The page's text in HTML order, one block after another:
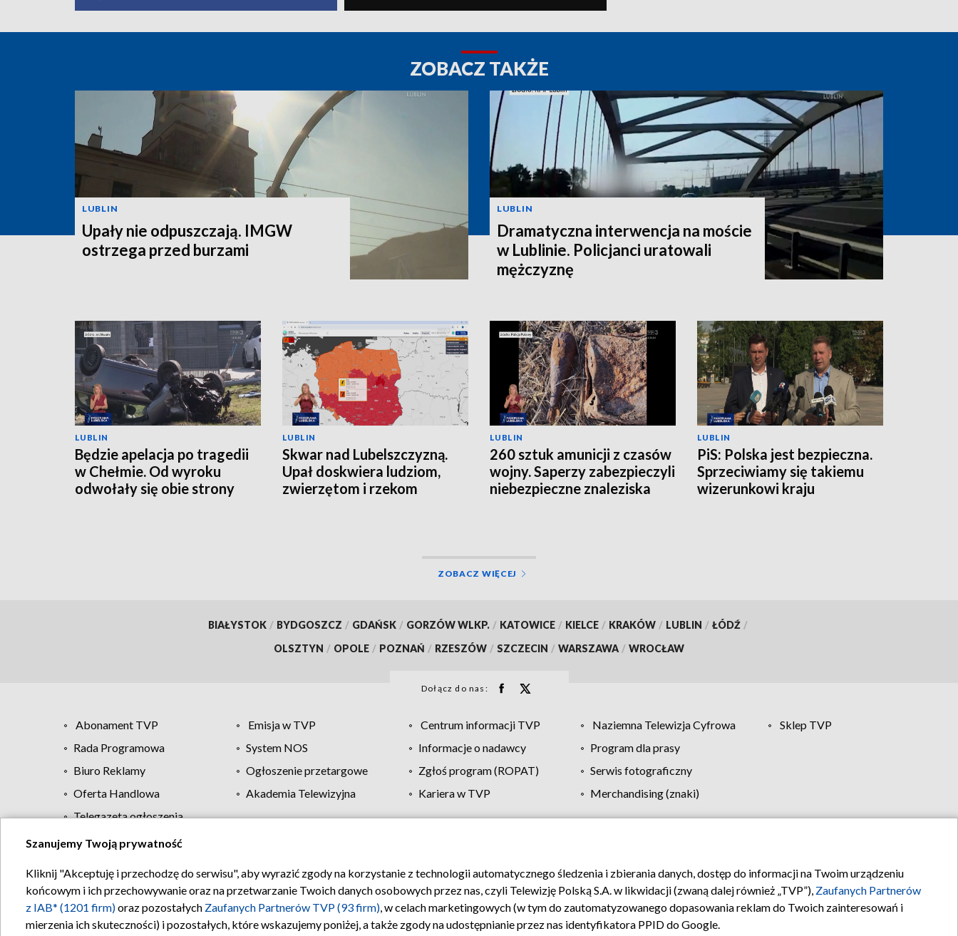
ZOBACZ TAKŻE
LUBLIN
Upały nie odpuszczają. IMGW
ostrzega przed burzami
LUBLIN
Dramatyczna interwencja na moście
w Lublinie. Policjanci uratowali
mężczyznę
LUBLIN
Będzie apelacja po tragedii
w Chełmie. Od wyroku
odwołały się obie strony
LUBLIN
Skwar nad Lubelszczyzną.
Upał doskwiera ludziom,
zwierzętom i rzekom
LUBLIN
260 sztuk amunicji z czasów
wojny. Saperzy zabezpieczyli
niebezpieczne znaleziska
LUBLIN
PiS: Polska jest bezpieczna.
Sprzeciwiamy się takiemu
wizerunkowi kraju
ZOBACZ WIĘCEJ
BIAŁYSTOK / BYDGOSZCZ / GDAŃSK / GORZÓW WLKP. / KATOWICE / KIELCE / KRAKÓW / LUBLIN / ŁÓDŹ /
OLSZTYN / OPOLE / POZNAŃ / RZESZÓW / SZCZECIN / WARSZAWA / WROCŁAW
Dołącz do nas:
Abonament TVP Emisja w TVP Centrum informacji TVP Naziemna Telewizja Cyfrowa
Sklep TVP
Rada Programowa
System NOS Informacje o nadawcy
Program dla prasy
Biuro Reklamy
Ogłoszenie przetargowe Zgłoś program (ROPAT)
Serwis fotograficzny
Oferta Handlowa
Akademia Telewizyjna Kariera w TVP
Merchandising (znaki)
Telegazeta ogłoszenia
Regulamin TVP Polityka prywatności Moje zgody Pomoc Biuro reklamy Kontakt
Szanujemy Twoją prywatność
Kliknij "Akceptuję i przechodzę do serwisu", aby wyrazić zgody na korzystanie z technologii automatycznego śledzenia i zbierania danych, dostęp do informacji na Twoim urządzeniu
końcowym i ich przechowywanie oraz na przetwarzanie Twoich danych osobowych przez nas, czyli Telewizję Polską S.A. w likwidacji (zwaną dalej również „TVP”), Zaufanych Partnerów
z IAB* (1201 firm)oraz pozostałych Zaufanych Partnerów TVP (93 firm), w celach marketingowych (w tym do zautomatyzowanego dopasowania reklam do Twoich zainteresowań i
mierzenia ich skuteczności) i pozostałych, które wskazujemy poniżej, a także zgody na udostępnianie przez nas identyfikatora PPID do Google.